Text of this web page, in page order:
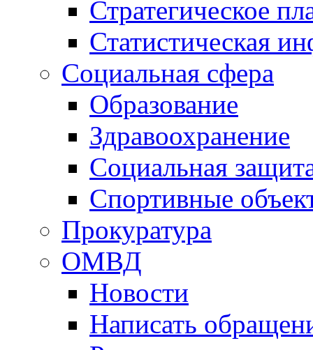
Стратегическое
Статистическая
Социальная сфера
Образование
Здравоохранение
Социальная
Спортивные
Прокуратура
ОМВД
Новости
Написать